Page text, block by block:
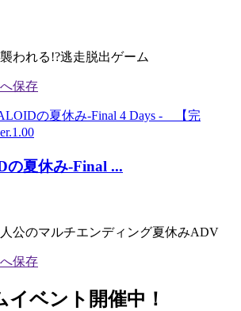
われる!?逃走脱出ゲーム
夏休み-Final ...
公のマルチエンディング夏休みADV
イベント開催中！